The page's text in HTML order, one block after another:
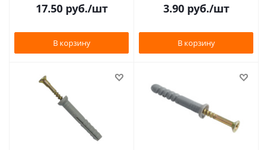
17.50руб./шт
В корзину
3.90руб./шт
В корзину